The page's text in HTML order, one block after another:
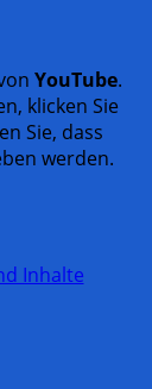
YouTube.
klicken Sie
Sie, dass
werden.
Inhalte